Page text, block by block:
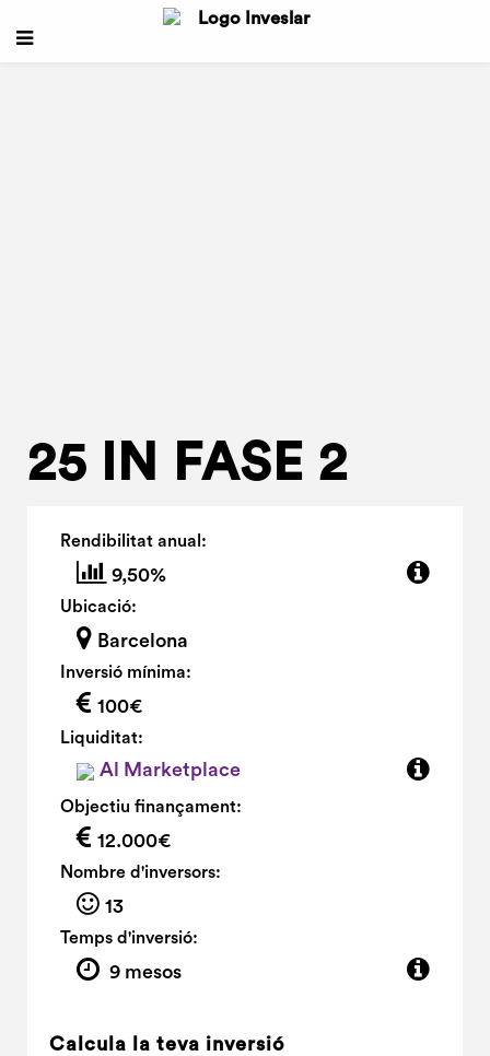
25 IN FASE 2
Rendibilitat anual:
9,50%
Ubicació:
Barcelona
Inversió mínima:
100€
Liquiditat:
Al Marketplace
Objectiu finançament:
12.000€
Nombre d'inversors:
13
Temps d'inversió:
9 mesos
Calcula la teva inversió